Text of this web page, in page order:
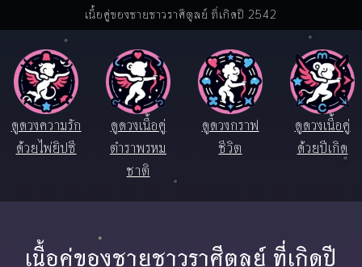
เนื้อคู่ของชายชาวราศีตุลย์ ที่เกิดปี 2542
ดูดวงความรัก
ด้วยไพ่ยิปซี
ดูดวงเนื้อคู่
ตำราพรหม
ชาติ
ดูดวงกราฟ
ชีวิต
ดูดวงเนื้อคู่
ด้วยปีเกิด
เนื้อคู่ของชายชาวราศีตุลย์ ที่เกิดปี